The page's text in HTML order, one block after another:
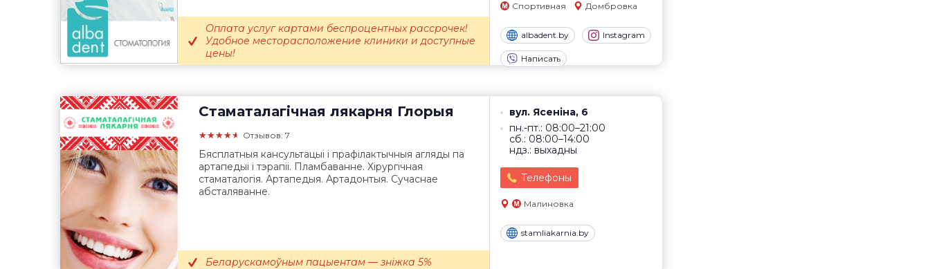
Спортивная Домбровка
albadent.by Instagram
Написать
Оплата услуг картами беспроцентных рассрочек!
Удобное месторасположение клиники и доступные
цены!
Стаматалагічная лякарня Глорыя
★★★★★ Отзывов: 7
вул. Ясеніна, 6
пн.-пт.: 08:00–21:00
сб.: 08:00–14:00
ндз.: выхадны
Телефоны
Малиновка
stamliakarnia.by
Бясплатныя кансультацыі і прафілактычныя агляды па
артапедыі і тэрапіі. Пламбаванне. Хірургічная
стаматалогія. Артапедыя. Артадонтыя. Сучаснае
абсталяванне.
Беларускамоўным пацыентам — зніжка 5%